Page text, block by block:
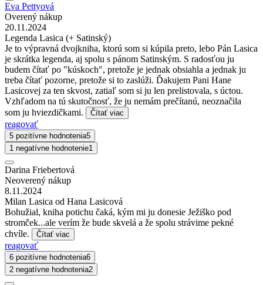
Eva Pettyová
Overený nákup
20.11.2024
Legenda Lasica (+ Satinský)
Je to výpravná dvojkniha, ktorú som si kúpila preto, lebo Pán Lasica
je skrátka legenda, aj spolu s pánom Satinským. S radosťou ju
budem čítať po "kúskoch", pretože je jednak obsiahla a jednak ju
treba čítať pozorne, pretože si to zaslúži. Ďakujem Pani Hane
Lasicovej za ten skvost, zatiaľ som si ju len prelistovala, s úctou.
Vzhľadom na tú skutočnosť, že ju nemám prečítanú, neoznačila
som ju hviezdičkami.
Čítať viac
reagovať
5 pozitívne hodnotenia5
1 negatívne hodnotenie1
Darina Friebertová
Neoverený nákup
8.11.2024
Milan Lasica od Hana Lasicová
Bohužial, kniha potichu čaká, kým mi ju donesie Ježiško pod
stromček...ale verím že bude skvelá a že spolu strávime pekné
chvíle.
Čítať viac
reagovať
6 pozitívne hodnotenia6
2 negatívne hodnotenia2